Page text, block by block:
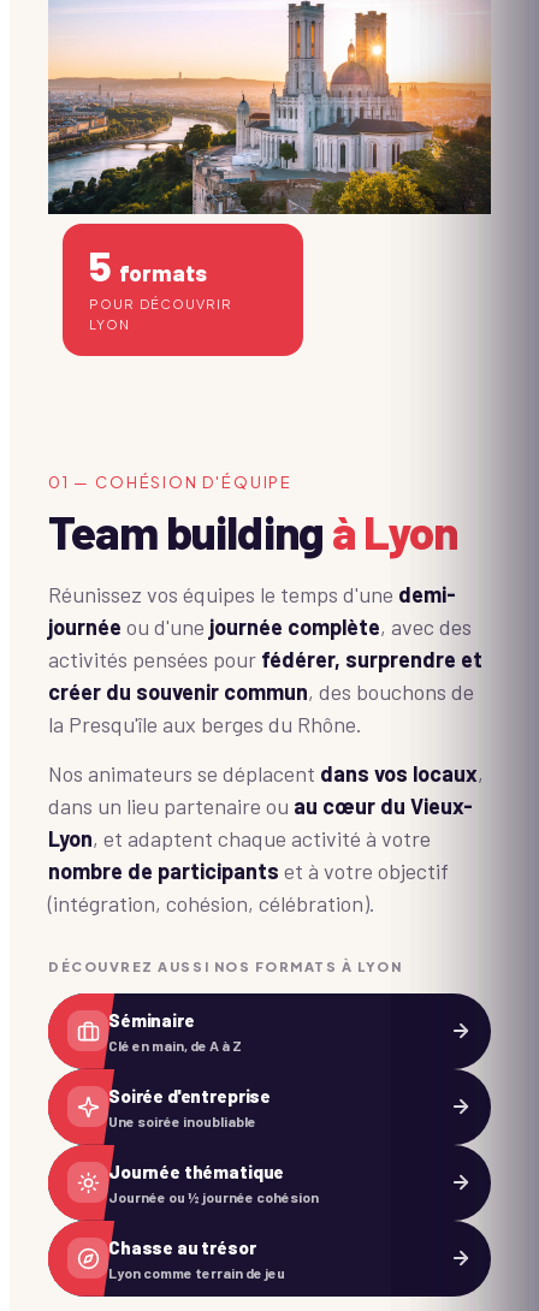
5 formats
POUR DÉCOUVRIR
LYON
01 — COHÉSION D'ÉQUIPE
Team buildingà Lyon
Réunissez vos équipes le temps d'une demi-
journée ou d'une journée complète, avec des
activités pensées pour fédérer, surprendre et
créer du souvenir commun, des bouchons de
la Presqu'île aux berges du Rhône.
Nos animateurs se déplacent dans vos locaux,
dans un lieu partenaire ou au cœur du Vieux-
Lyon, et adaptent chaque activité à votre
nombre de participants et à votre objectif
(intégration, cohésion, célébration).
DÉCOUVREZ AUSSI NOS FORMATS À LYON
Séminaire
Clé en main, de A à Z
Soirée d'entreprise
Une soirée inoubliable
Journée thématique
Journée ou ½ journée cohésion
Chasse au trésor
Lyon comme terrain de jeu